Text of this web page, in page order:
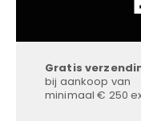
Gratis
bij aankoop van
minimaal € 250